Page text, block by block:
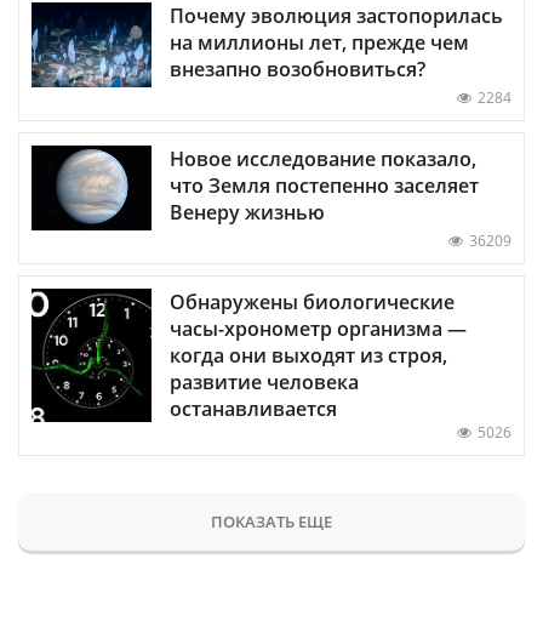
Почему эволюция застопорилась
на миллионы лет, прежде чем
внезапно возобновиться?
2284
Новое исследование показало,
что Земля постепенно заселяет
Венеру жизнью
36209
Обнаружены биологические
часы-хронометр организма —
когда они выходят из строя,
развитие человека
останавливается
5026
ПОКАЗАТЬ ЕЩЕ